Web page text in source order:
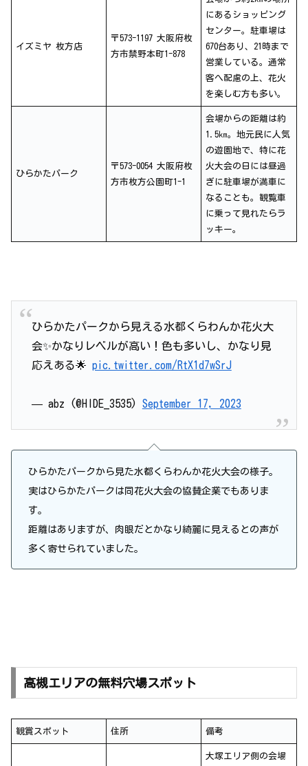
イズミヤ 枚方店
〒573-1197 大阪府枚
方市禁野本町1-878
にあるショッピング
センター。駐車場は
670台あり、21時まで
営業している。通常
客へ配慮の上、花火
を楽しむ方も多い。
ひらかたパーク
〒573-0054 大阪府枚
方市枚方公園町1-1
会場からの距離は約
1.5㎞。地元民に人気
の遊園地で、特に花
火大会の日には昼過
ぎに駐車場が満車に
なることも。観覧車
に乗って見れたらラ
ッキー。
ひらかたパークから見える水都くらわんか花火大
会✨かなりレベルが高い！色も多いし、かなり見
応えある🌟 pic.twitter.com/RtX1d7wSrJ
— abz (@HIDE_3535) September 17, 2023
ひらかたパークから見た水都くらわんか花火大会の様子。
実はひらかたパークは同花火大会の協賛企業でもありま
す。
距離はありますが、肉眼だとかなり綺麗に見えるとの声が
多く寄せられていました。
高槻エリアの無料穴場スポット
観賞スポット 住所 備考
大塚エリア側の会場